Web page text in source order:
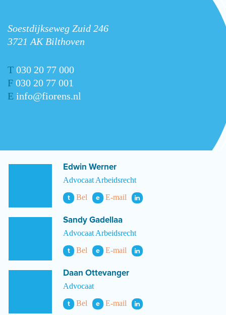
Soestdijkseweg Zuid 246
3721 AK Bilthoven
T 030 20 77 000
F 030 20 77 001
E info@fiorens.nl
Edwin Werner
Advocaat Arbeidsrecht
t Bel e E-mail
Sandy Gadellaa
Advocaat Arbeidsrecht
t Bel e E-mail
Daan Ottevanger
Advocaat
t Bel e E-mail